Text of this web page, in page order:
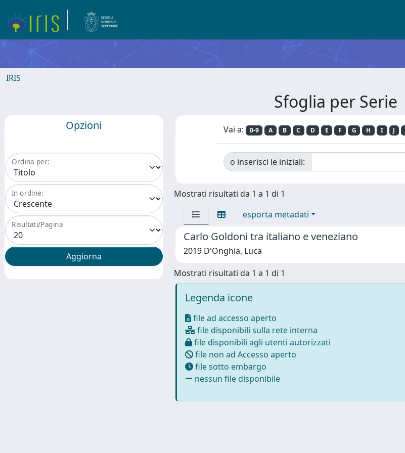
IRIS
Sfoglia per Serie
Opzioni
Ordina per:
In ordine:
Risultati/Pagina
Vai a: 0-9 A B C D E F G H I J
o inserisci le iniziali:
Mostrati risultati da 1 a 1 di 1
esporta metadati
Carlo Goldoni tra italiano e veneziano
2019 D'Onghia, Luca
Mostrati risultati da 1 a 1 di 1
Legenda icone
file ad accesso aperto
file disponibili sulla rete interna
file disponibili agli utenti autorizzati
file non ad Accesso aperto
file sotto embargo
nessun file disponibile